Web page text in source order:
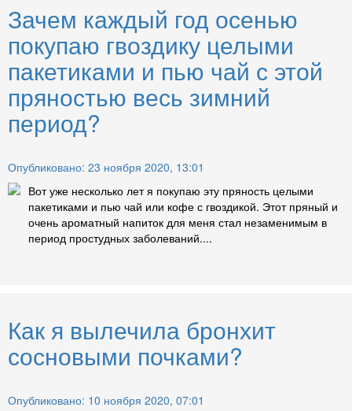
Зачем каждый год осенью
покупаю гвоздику целыми
пакетиками и пью чай с этой
пряностью весь зимний
период?
Опубликовано: 23 ноября 2020, 13:01
Вот уже несколько лет я покупаю эту пряность целыми
пакетиками и пью чай или кофе с гвоздикой. Этот пряный и
очень ароматный напиток для меня стал незаменимым в
период простудных заболеваний....
Как я вылечила бронхит
сосновыми почками?
Опубликовано: 10 ноября 2020, 07:01